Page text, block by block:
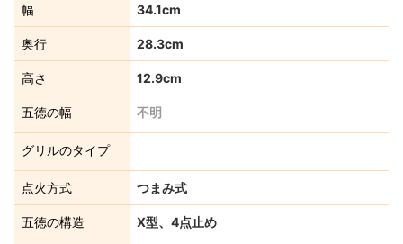
幅 34.1cm
奥行 28.3cm
高さ 12.9cm
五徳の幅 不明
グリルのタイプ
点火方式 つまみ式
五徳の構造 X型、4点止め